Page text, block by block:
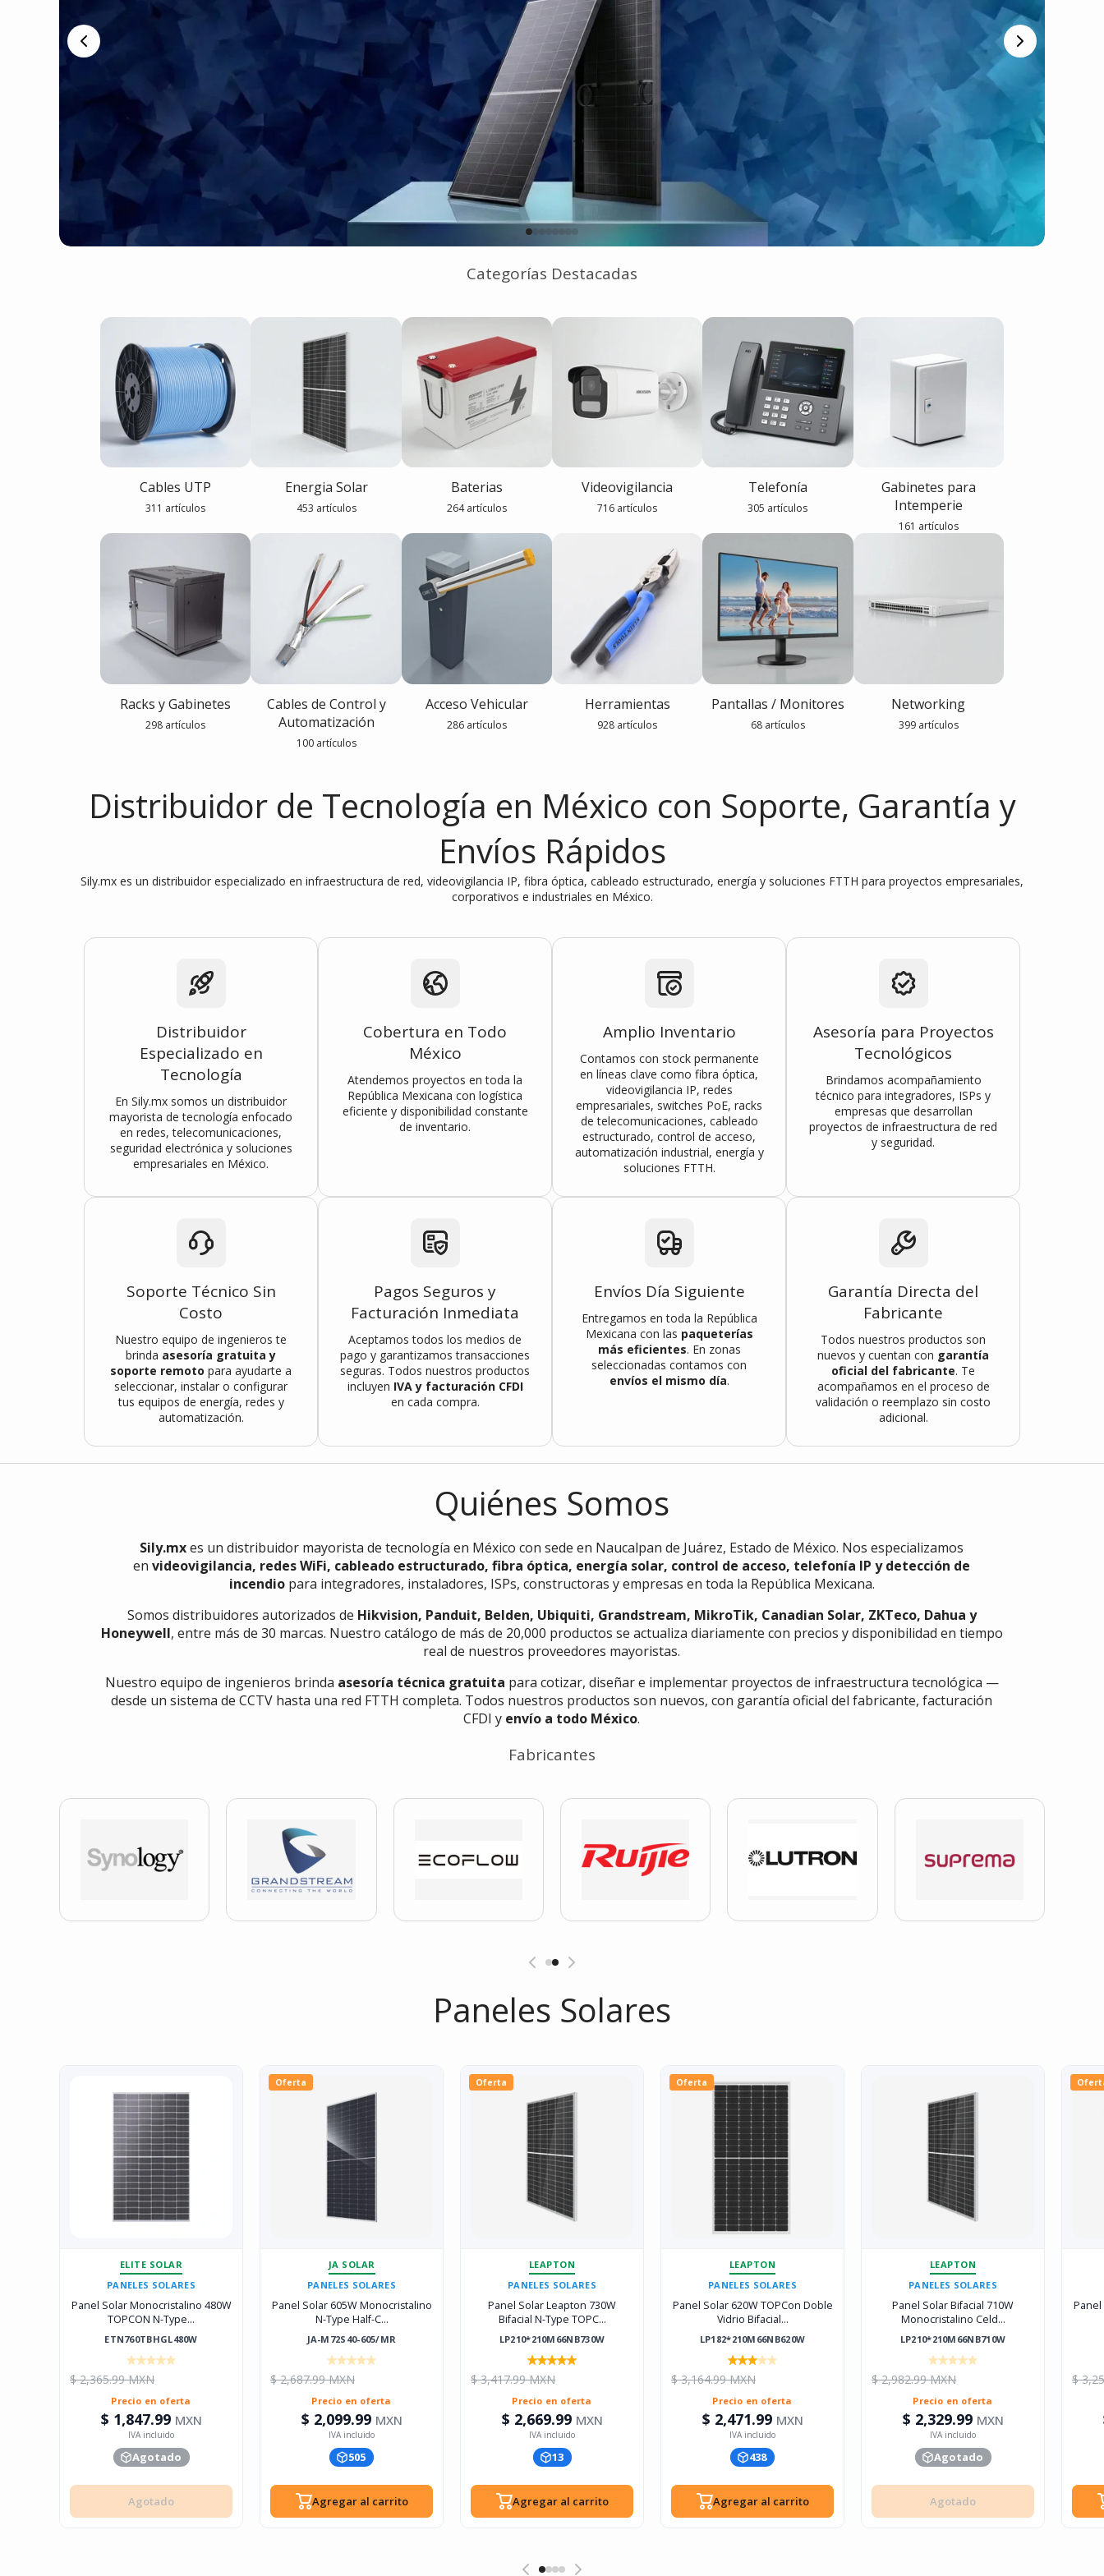
Categorías Destacadas
Cables UTP
311 artículos
Energia Solar
453 artículos
Baterias
264 artículos
Videovigilancia
716 artículos
Telefonía
305 artículos
Gabinetes para
Intemperie
161 artículos
Racks y Gabinetes
298 artículos
Cables de Control y
Automatización
100 artículos
Acceso Vehicular
286 artículos
Herramientas
928 artículos
Pantallas / Monitores
68 artículos
Networking
399 artículos
Distribuidor de Tecnología en México con Soporte, Garantía y
Envíos Rápidos
Sily.mx es un distribuidor especializado en infraestructura de red, videovigilancia IP, fibra óptica, cableado estructurado, energía y soluciones FTTH para proyectos empresariales,
corporativos e industriales en México.
Distribuidor
Especializado en
Tecnología
En Sily.mx somos un distribuidor
mayorista de tecnología enfocado
en redes, telecomunicaciones,
seguridad electrónica y soluciones
empresariales en México.
Cobertura en Todo
México
Atendemos proyectos en toda la
República Mexicana con logística
eficiente y disponibilidad constante
de inventario.
Amplio Inventario
Contamos con stock permanente
en líneas clave como fibra óptica,
videovigilancia IP, redes
empresariales, switches PoE, racks
de telecomunicaciones, cableado
estructurado, control de acceso,
automatización industrial, energía y
soluciones FTTH.
Asesoría para Proyectos
Tecnológicos
Brindamos acompañamiento
técnico para integradores, ISPs y
empresas que desarrollan
proyectos de infraestructura de red
y seguridad.
Soporte Técnico Sin
Costo
Nuestro equipo de ingenieros te
brinda asesoría gratuita y
soporte remoto para ayudarte a
seleccionar, instalar o configurar
tus equipos de energía, redes y
automatización.
Pagos Seguros y
Facturación Inmediata
Aceptamos todos los medios de
pago y garantizamos transacciones
seguras. Todos nuestros productos
incluyen IVA y facturación CFDI
en cada compra.
Envíos Día Siguiente
Entregamos en toda la República
Mexicana con las paqueterías
más eficientes. En zonas
seleccionadas contamos con
envíos el mismo día.
Garantía Directa del
Fabricante
Todos nuestros productos son
nuevos y cuentan con garantía
oficial del fabricante. Te
acompañamos en el proceso de
validación o reemplazo sin costo
adicional.
Quiénes Somos
Sily.mxes un distribuidor mayorista de tecnología en México con sede en Naucalpan de Juárez, Estado de México. Nos especializamos
envideovigilancia, redes WiFi, cableado estructurado, fibra óptica, energía solar, control de acceso, telefonía IP y detección de
incendiopara integradores, instaladores, ISPs, constructoras y empresas en toda la República Mexicana.
Somos distribuidores autorizados de Hikvision, Panduit, Belden, Ubiquiti, Grandstream, MikroTik, Canadian Solar, ZKTeco, Dahua y
Honeywell, entre más de 30 marcas. Nuestro catálogo de más de 20,000 productos se actualiza diariamente con precios y disponibilidad en tiempo
real de nuestros proveedores mayoristas.
Nuestro equipo de ingenieros brinda asesoría técnica gratuita para cotizar, diseñar e implementar proyectos de infraestructura tecnológica —
desde un sistema de CCTV hasta una red FTTH completa. Todos nuestros productos son nuevos, con garantía oficial del fabricante, facturación
CFDI y envío a todo México.
Fabricantes
Paneles Solares
ELITE SOLAR
PANELES SOLARES
ETN760TBHGL480W
Panel Solar Monocristalino 480W
TOPCON N-Type...
$ 2,365.99 MXN
Precio en oferta
$ 1,847.99 MXN
Agotado
Agotado
Oferta
JA SOLAR
PANELES SOLARES
JA-M72S40-605/MR
Panel Solar 605W Monocristalino
N-Type Half-C...
$ 2,687.99 MXN
Precio en oferta
$ 2,099.99 MXN
505
Agregar al carrito
Oferta
LEAPTON
PANELES SOLARES
LP210*210M66NB730W
Panel Solar Leapton 730W
Bifacial N-Type TOPC...
$ 3,417.99 MXN
Precio en oferta
$ 2,669.99 MXN
13
Agregar al carrito
Oferta
LEAPTON
PANELES SOLARES
LP182*210M66NB620W
Panel Solar 620W TOPCon Doble
Vidrio Bifacial...
$ 3,164.99 MXN
Precio en oferta
$ 2,471.99 MXN
438
Agregar al carrito
LEAPTON
PANELES SOLARES
LP210*210M66NB710W
Panel Solar Bifacial 710W
Monocristalino Celd...
$ 2,982.99 MXN
Precio en oferta
$ 2,329.99 MXN
Agotado
Agotado
Panel
$